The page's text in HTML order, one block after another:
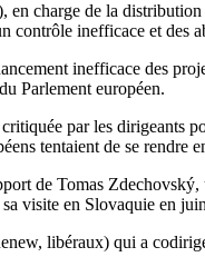
en charge de la
inefficace et des
inefficace des
Parlement européen.
par les dirigeants
tentaient de se
de Tomas
sa visite en Slovaquie en
libéraux) qui a